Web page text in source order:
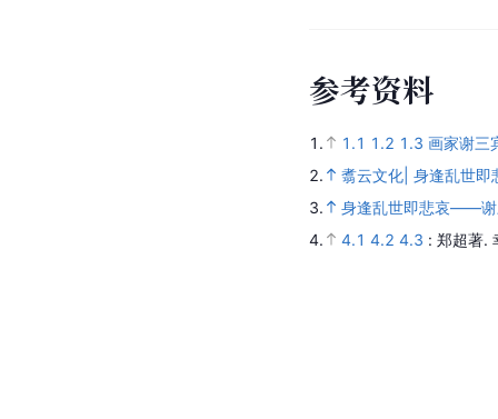
参考资料
1. 1.1 1.2 1.3 画家谢三
2.
翥云文化| 身逢乱世
3.
身逢乱世即悲哀——谢
4.
4.1 4.2 4.3 : 郑超著.